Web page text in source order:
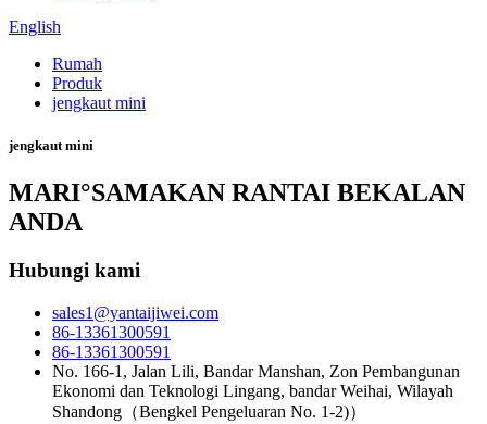
English
Rumah
Produk
jengkaut mini
jengkaut mini
MARI°SAMAKAN RANTAI BEKALAN
ANDA
Hubungi kami
sales1@yantaijiwei.com
86-13361300591
86-13361300591
No. 166-1, Jalan Lili, Bandar Manshan, Zon Pembangunan
Ekonomi dan Teknologi Lingang, bandar Weihai, Wilayah
Shandong（Bengkel Pengeluaran No. 1-2)）